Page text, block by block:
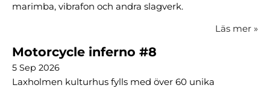
marimba, vibrafon och andra slagverk.
Läs mer »
Motorcycle inferno #8
5 Sep 2026
Laxholmen kulturhus fylls med över 60 unika